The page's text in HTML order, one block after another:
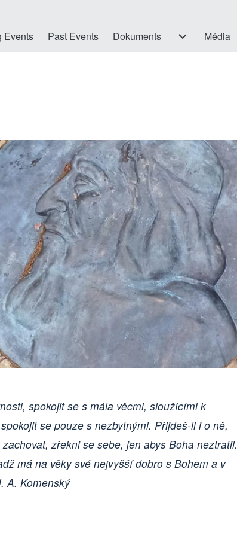
Events Past Events Dokuments
Dokuments sub-navigation
Média
spokojit se s mála věcmi, sloužícími k
se pouze s nezbytnými. Přijdeš-li i o ně,
zřekni se sebe, jen abys Boha neztratil.
má na věky své nejvyšší dobro s Bohem a v
A. Komenský